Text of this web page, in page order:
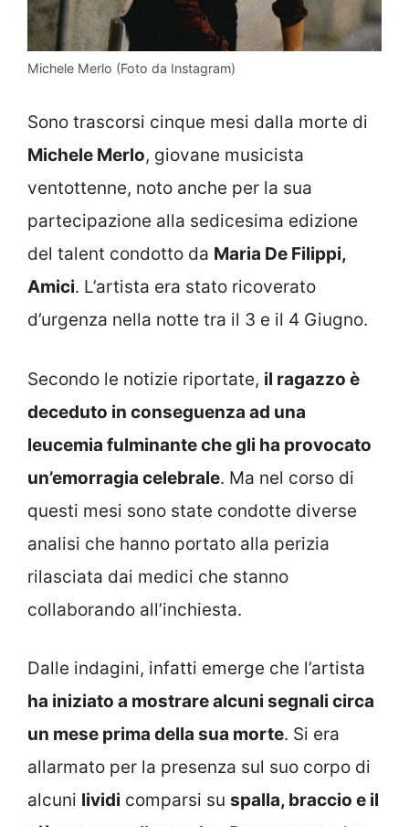
Michele Merlo (Foto da Instagram)
Sono trascorsi cinque mesi dalla morte di
Michele Merlo, giovane musicista
ventottenne, noto anche per la sua
partecipazione alla sedicesima edizione
del talent condotto da Maria De Filippi,
Amici. L’artista era stato ricoverato
d’urgenza nella notte tra il 3 e il 4 Giugno.
Secondo le notizie riportate, il ragazzo è
deceduto in conseguenza ad una
leucemia fulminante che gli ha provocato
un’emorragia celebrale. Ma nel corso di
questi mesi sono state condotte diverse
analisi che hanno portato alla perizia
rilasciata dai medici che stanno
collaborando all’inchiesta.
Dalle indagini, infatti emerge che l’artista
ha iniziato a mostrare alcuni segnali circa
un mese prima della sua morte. Si era
allarmato per la presenza sul suo corpo di
alcuni lividi comparsi su spalla, braccio e il